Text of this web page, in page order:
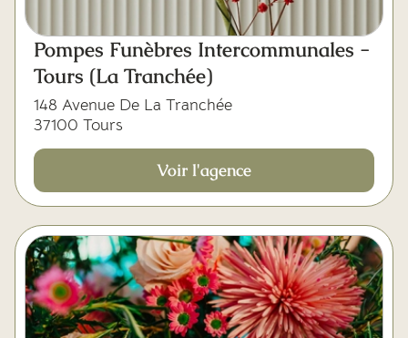
Pompes Funèbres Intercommunales -
Tours (La Tranchée)
148 Avenue De La Tranchée
37100 Tours
Voir l'agence